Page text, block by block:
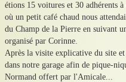
AVSA vie▼
Historique▼
Divers▼
étions 15 voitures et 30 adhérents
où un petit café chaud nous
du Champ de la Pierre en suivant
organisé par Corinne.
Après la visite explicative du site et
dans notre garage afin de pique-
Normand offert par l'Amicale...